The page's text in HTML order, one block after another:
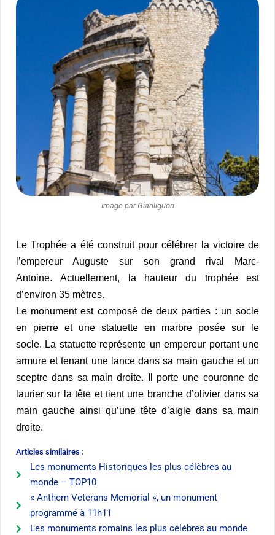
Image par Gianliguori
Le Trophée a été construit pour célébrer la victoire de
l’empereur Auguste sur son grand rival Marc-
Antoine. Actuellement, la hauteur du trophée est
d’environ 35 mètres.
Le monument est composé de deux parties : un socle
en pierre et une statuette en marbre posée sur le
socle. La statuette représente un empereur portant une
armure et tenant une lance dans sa main gauche et un
sceptre dans sa main droite. Il porte une couronne de
laurier sur la tête et tient une branche d’olivier dans sa
main gauche ainsi qu’une tête d’aigle dans sa main
droite.
Articles similaires :
Les monuments Historiques les plus célèbres au
monde – TOP10
« Anthem Veterans Memorial », un monument
programmé à 11h11
Les monuments romains les plus célèbres au monde